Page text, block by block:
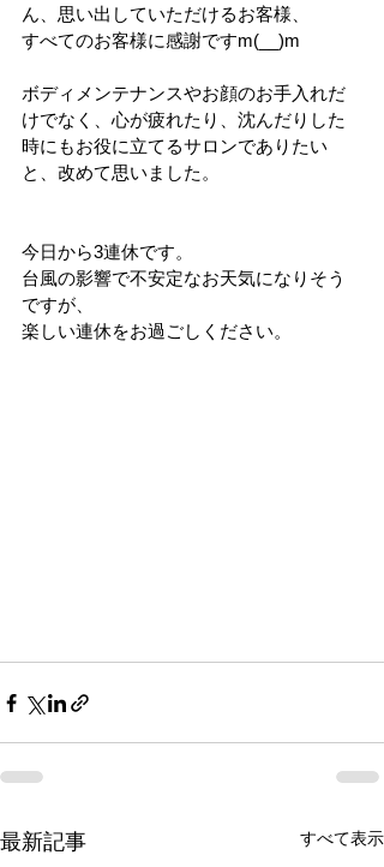
ん、思い出していただけるお客様、
すべてのお客様に感謝ですm(__)m
ボディメンテナンスやお顔のお手入れだ
けでなく、心が疲れたり、沈んだりした
時にもお役に立てるサロンでありたい
と、改めて思いました。
今日から3連休です。
台風の影響で不安定なお天気になりそう
ですが、
楽しい連休をお過ごしください。
最新記事 すべて表示